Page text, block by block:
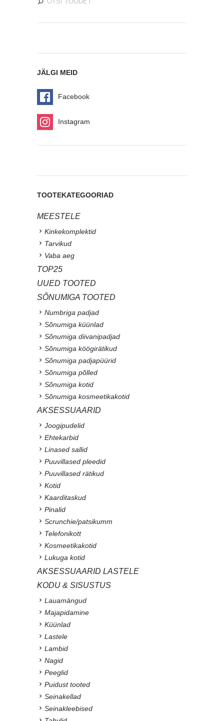
JÄLGI MEID
Facebook
Instagram
TOOTEKATEGOORIAD
MEESTELE
Kinkekomplektid
Tarvikud
Vaba aeg
TOP25
UUED TOOTED
SÕNUMIGA TOOTED
Numbriga padjad
Sõnumiga küünlad
Sõnumiga diivanipadjad
Sõnumiga köögirätikud
Sõnumiga padjapüürid
Sõnumiga põlled
Sõnumiga kotid
Sõnumiga kosmeetikakotid
AKSESSUAARID
Joogipudelid
Ehtekarbid
Linased sallid
Puuvillased pleedid
Puuvillased rätikud
Kotid
Kaarditaskud
Pinalid
Scrunchie/patsikumm
Telefonikott
Kosmeetikakotid
Lukuga kotid
AKSESSUAARID LASTELE
KODU & SISUSTUS
Lauamängud
Majapidamine
Küünlad
Lastele
Lambid
Nagid
Peeglid
Puidust tooted
Seinakellad
Seinakleebised